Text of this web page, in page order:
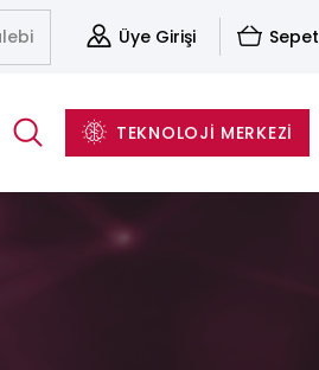
Üye Girişi Sepet
TEKNOLOJİ MERKEZİ